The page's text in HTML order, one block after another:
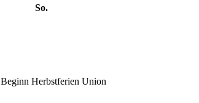
So.
Beginn Herbstferien Union